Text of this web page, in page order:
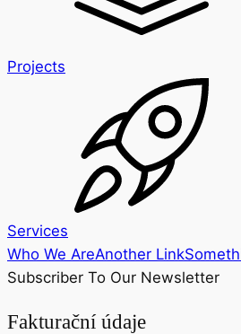
Projects
Services
Who We AreAnother Link
Subscriber To Our Newsletter
Fakturační údaje